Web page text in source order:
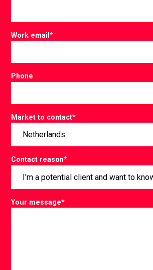
Work email*
Phone
Market to contact*
Contact reason*
Your message*